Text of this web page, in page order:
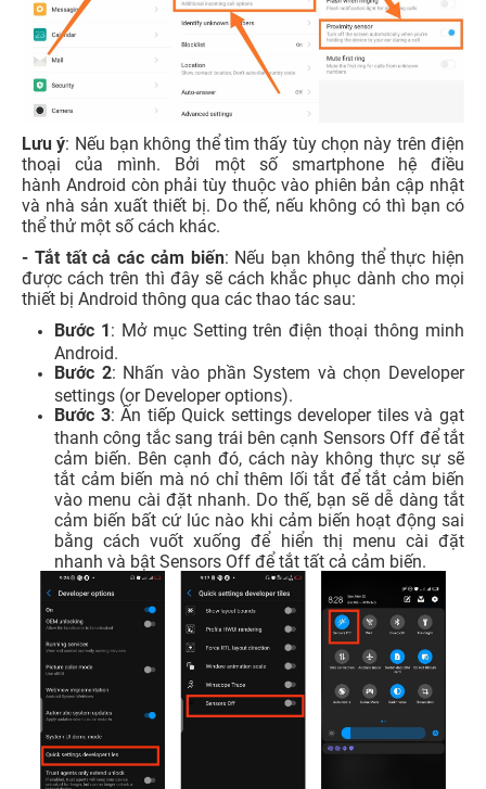
Lưu ý: Nếu bạn không thể tìm thấy tùy chọn này trên điện
thoại của mình. Bởi một số smartphone hệ điều
hành Android còn phải tùy thuộc vào phiên bản cập nhật
và nhà sản xuất thiết bị. Do thế, nếu không có thì bạn có
thể thử một số cách khác.
- Tắt tất cả các cảm biến: Nếu bạn không thể thực hiện
được cách trên thì đây sẽ cách khắc phục dành cho mọi
thiết bị Android thông qua các thao tác sau:
Bước 1 : Mở mục Setting trên điện thoại thông minh
Android.
Bước 2: Nhấn vào phần System và chọn Developer
settings (or Developer options).
Bước 3: Ấn tiếp Quick settings developer tiles và gạt
thanh công tắc sang trái bên cạnh Sensors Off để tắt
cảm biến. Bên cạnh đó, cách này không thực sự sẽ
tắt cảm biến mà nó chỉ thêm lối tắt để tắt cảm biến
vào menu cài đặt nhanh. Do thế, bạn sẽ dễ dàng tắt
cảm biến bất cứ lúc nào khi cảm biến hoạt động sai
bằng cách vuốt xuống để hiển thị menu cài đặt
nhanh và bật Sensors Off để tắt tất cả cảm biến.